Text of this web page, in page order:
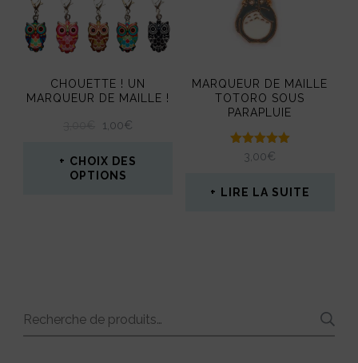
Les
options
être
choisies
sur
page
CHOUETTE ! UN
MARQUEUR DE MAILLE !
LE
INITIAL
ÉTAIT :
1,00€
ACTUEL
CHOIX DES
OPTIONS
variations.
MARQUEUR DE MAILLE
TOTORO SOUS
PARAPLUIE
Note
3,00€
LIRE LA SUITE
Recherche